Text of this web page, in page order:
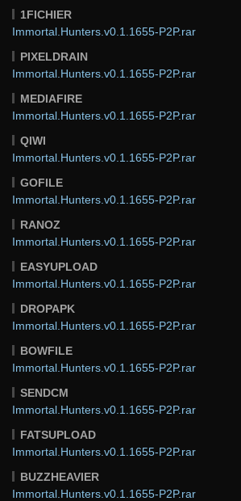
1FICHIER
Immortal.Hunters.v0.1.1655-P2P.rar
PIXELDRAIN
Immortal.Hunters.v0.1.1655-P2P.rar
MEDIAFIRE
Immortal.Hunters.v0.1.1655-P2P.rar
QIWI
Immortal.Hunters.v0.1.1655-P2P.rar
GOFILE
Immortal.Hunters.v0.1.1655-P2P.rar
RANOZ
Immortal.Hunters.v0.1.1655-P2P.rar
EASYUPLOAD
Immortal.Hunters.v0.1.1655-P2P.rar
DROPAPK
Immortal.Hunters.v0.1.1655-P2P.rar
BOWFILE
Immortal.Hunters.v0.1.1655-P2P.rar
SENDCM
Immortal.Hunters.v0.1.1655-P2P.rar
FATSUPLOAD
Immortal.Hunters.v0.1.1655-P2P.rar
BUZZHEAVIER
Immortal.Hunters.v0.1.1655-P2P.rar